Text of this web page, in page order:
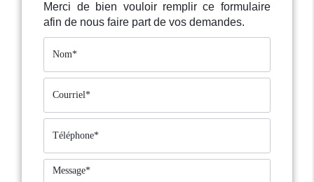
Merci de bien vouloir remplir ce formulaire
afin de nous faire part de vos demandes.